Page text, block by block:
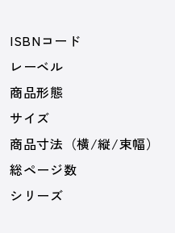
ISBNコード
レーベル
商品形態
サイズ
商品寸法（横/縦/束幅）
総ページ数
シリーズ